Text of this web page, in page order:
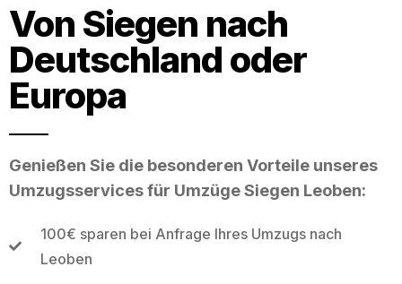
Von Siegen nach
Deutschland oder
Europa
Genießen Sie die besonderen Vorteile unseres
Umzugsservices für Umzüge Siegen Leoben:
100€ sparen bei Anfrage Ihres Umzugs nach
Leoben